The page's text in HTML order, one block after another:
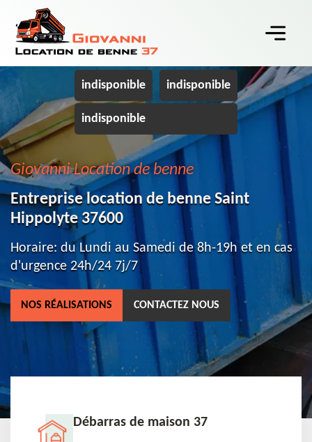
indisponible indisponible
indisponible
Giovanni Location de benne
Entreprise location de benne Saint
Hippolyte 37600
Horaire: du Lundi au Samedi de 8h-19h et en cas
d'urgence 24h/24 7j/7
NOS RÉALISATIONS CONTACTEZ NOUS
Débarras de maison 37